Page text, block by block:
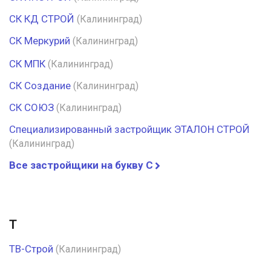
СК КД СТРОЙ (Калининград)
СК Меркурий (Калининград)
СК МПК (Калининград)
СК Создание (Калининград)
СК СОЮЗ (Калининград)
Специализированный застройщик ЭТАЛОН СТРОЙ
(Калининград)
Все застройщики на букву С
Т
ТВ-Строй (Калининград)